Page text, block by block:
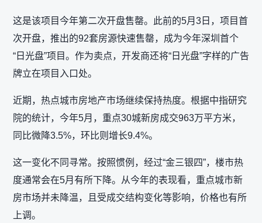
这是该项目今年第二次开盘售罄。此前的5月3日，项目首
次开盘，推出的92套房源快速售罄，成为今年深圳首个
“日光盘”项目。作为卖点，开发商还将“日光盘”字样的广告
牌立在项目入口处。
近期，热点城市房地产市场继续保持热度。根据中指研究
院的统计，今年5月，重点30城新房成交963万平方米，
同比微降3.5%，环比则增长9.4%。
这一变化不同寻常。按照惯例，经过“金三银四”，楼市热
度通常会在5月有所下降。从今年的表现看，重点城市新
房市场并未降温，且受成交结构变化等影响，价格也有所
上调。